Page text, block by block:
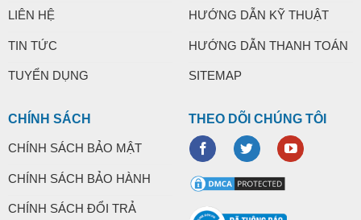
LIÊN HỆ
TIN TỨC
TUYỂN DỤNG
HƯỚNG DẪN KỸ THUẬT
HƯỚNG DẪN THANH TOÁN
SITEMAP
CHÍNH SÁCH
CHÍNH SÁCH BẢO MẬT
CHÍNH SÁCH BẢO HÀNH
CHÍNH SÁCH ĐỔI TRẢ
THEO DÕI CHÚNG TÔI